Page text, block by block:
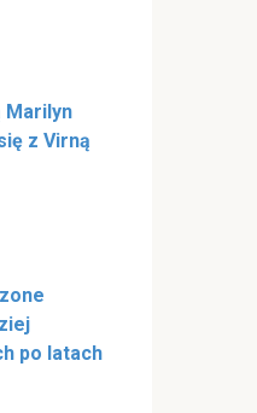
Marilyn
z Virną
po latach